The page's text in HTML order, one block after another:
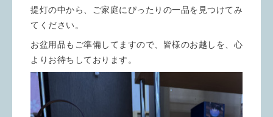
提灯の中から、ご家庭にぴったりの一品を見つけてみ
てください。
お盆用品もご準備してますので、皆様のお越しを、心
よりお待ちしております。